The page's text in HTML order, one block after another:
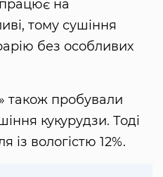
на
тому сушіння
без особливих
також пробували
кукурудзи. Тоді
із вологістю 12%.